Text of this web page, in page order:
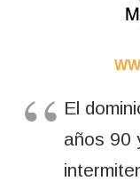
El
años 90